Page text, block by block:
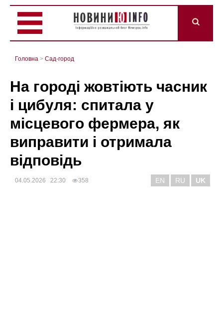
Головна > Сад-город
На городі жовтіють часник
і цибуля: спитала у
місцевого фермера, як
виправити і отримала
відповідь
04.05.2026 22:30 358 EN RU UK